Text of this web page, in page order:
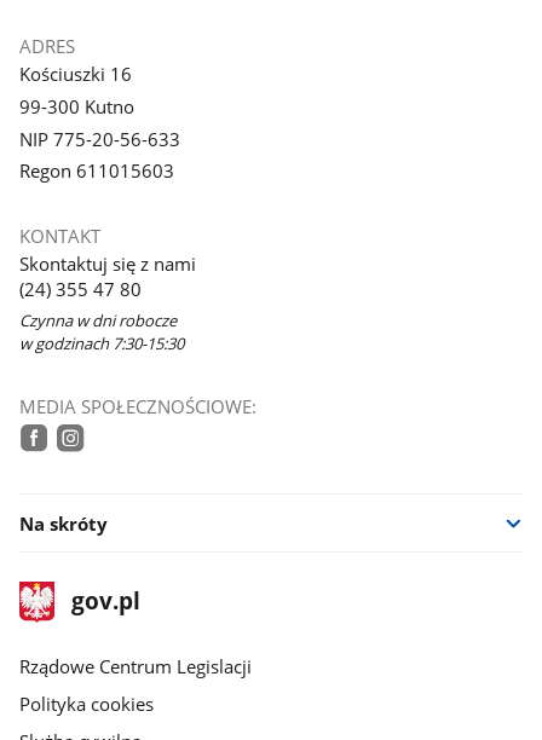
ADRES
Kościuszki 16
99-300 Kutno
NIP 775-20-56-633
Regon 611015603
KONTAKT
Skontaktuj się z nami
(24) 355 47 80
Czynna w dni robocze
w godzinach 7:30-15:30
MEDIA SPOŁECZNOŚCIOWE:
Na skróty
stopka
gov.plStrona
gov.pl
Rządowe Centrum Legislacji
Polityka cookies